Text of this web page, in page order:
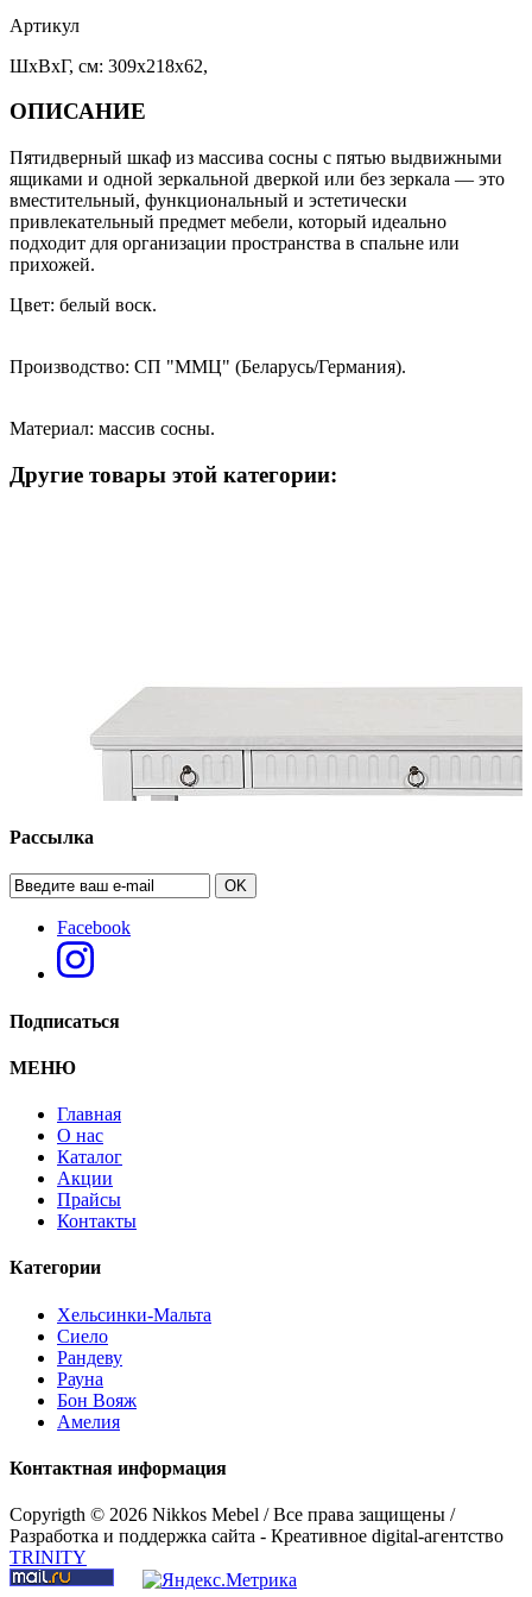
Артикул
ШхВхГ, см: 309x218x62,
ОПИСАНИЕ
Пятидверный шкаф из массива сосны с пятью выдвижными
ящиками и одной зеркальной дверкой или без зеркала — это
вместительный, функциональный и эстетически
привлекательный предмет мебели, который идеально
подходит для организации пространства в спальне или
прихожей.
Цвет: белый воск.
Производство: СП "ММЦ" (Беларусь/Германия).
Материал: массив сосны.
Другие товары этой категории:
Стол "Хельсинки 03"
Рассылка
OK
Facebook
Подписаться
МЕНЮ
Главная
О нас
Каталог
Акции
Прайсы
Контакты
Категории
Хельсинки-Мальта
Сиело
Рандеву
Рауна
Бон Вояж
Амелия
Контактная информация
Copyrigth © 2026 Nikkos Mebel / Все права защищены /
Разработка и поддержка сайта - Креативное digital-агентство
TRINITY